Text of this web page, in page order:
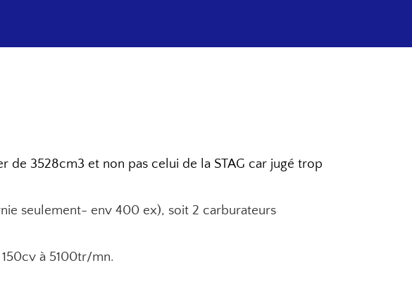
de 3528cm3 et non pas celui de la STAG car jugé trop
seulement- env 400 ex), soit 2 carburateurs
à 5100tr/mn.